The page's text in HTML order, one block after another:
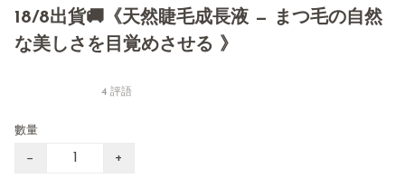
18/8出貨🚚《天然睫毛成長液 — まつ毛の自然
な美しさを目覚めさせる 》
4 評語
數量
− +